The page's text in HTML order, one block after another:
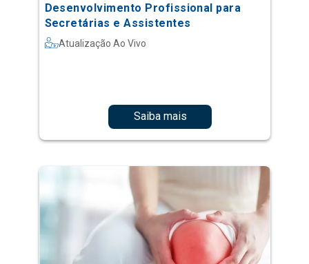
Desenvolvimento Profissional para
Secretárias e Assistentes
Atualização Ao Vivo
Saiba mais